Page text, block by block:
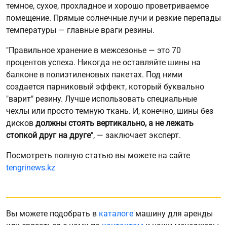
темное, сухое, прохладное и хорошо проветриваемое
помещение. Прямые солнечные лучи и резкие перепады
температуры — главные враги резины.
"Правильное хранение в межсезонье — это 70
процентов успеха. Никогда не оставляйте шины на
балконе в полиэтиленовых пакетах. Под ними
создается парниковый эффект, который буквально
"варит" резину. Лучше использовать специальные
чехлы или просто темную ткань. И, конечно, шины без
дисков должны стоять вертикально, а не лежать
стопкой друг на друге", — заключает эксперт.
Посмотреть полную статью вы можете на сайте
tengrinews.kz
Вы можете подобрать в каталоге машину для аренды